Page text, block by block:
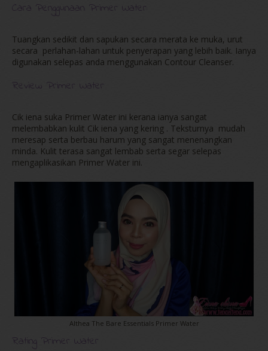
Cara Penggunaan Primer Water
Tuangkan sedikit dan sapukan secara merata ke muka, urut
secara perlahan-lahan untuk penyerapan yang lebih baik. Ianya
digunakan selepas anda menggunakan Contour Cleanser.
Review Primer Water
Cik iena suka Primer Water ini kerana ianya sangat
melembabkan kulit Cik iena yang kering . Teksturnya mudah
meresap serta berbau harum yang sangat menenangkan
minda. Kulit terasa sangat lembab serta segar selepas
mengaplikasikan Primer Water ini.
Althea The Bare Essentials Primer Water
Rating Primer Water